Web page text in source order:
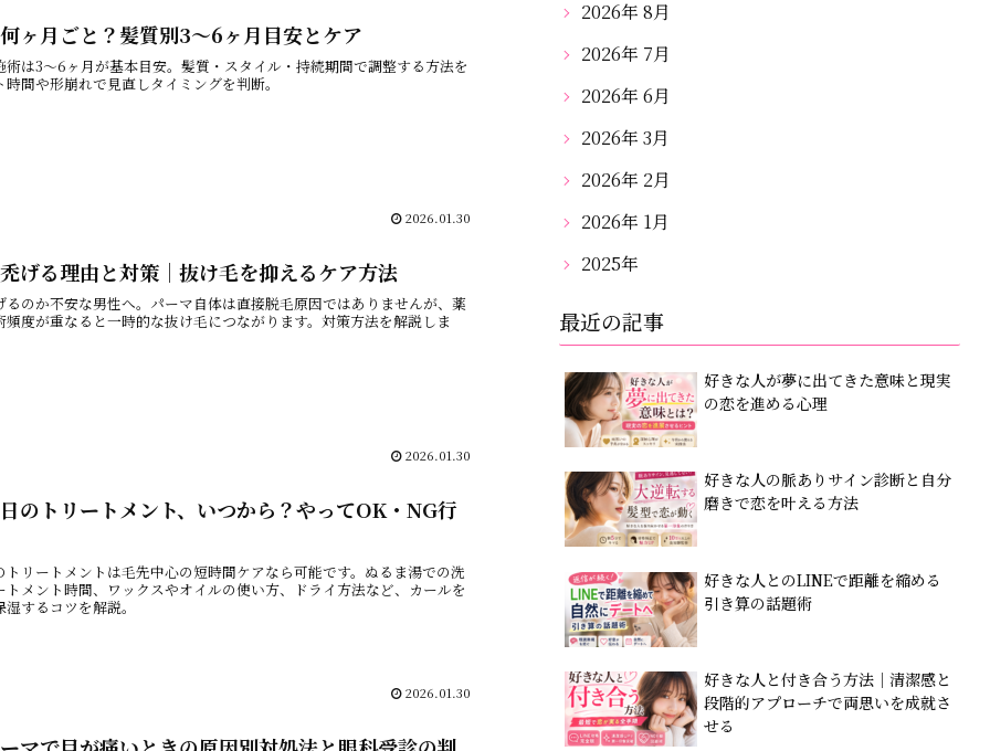
ヶ月ごと？髪質別3～6ヶ月目安とケア
術は3～6ヶ月が基本目安。髪質・スタイル・持続期間で調整する方法を
間や形崩れで見直しタイミングを判断。
2026.01.30
げる理由と対策｜抜け毛を抑えるケア方法
るのか不安な男性へ。パーマ自体は直接脱毛原因ではありませんが、薬
頻度が重なると一時的な抜け毛につながります。対策方法を解説しま
2026.01.30
のトリートメント、いつから？やってOK・NG行
トリートメントは毛先中心の短時間ケアなら可能です。ぬるま湯での洗
トメント時間、ワックスやオイルの使い方、ドライ方法など、カールを
するコツを解説。
2026.01.30
2026年 8月
2026年 7月
2026年 6月
2026年 3月
2026年 2月
2026年 1月
2025年
最近の記事
好きな人が夢に出てきた意味と現実
の恋を進める心理
好きな人の脈ありサイン診断と自分
磨きで恋を叶える方法
好きな人とのLINEで距離を縮める
引き算の話題術
好きな人と付き合う方法｜清潔感と
段階的アプローチで両思いを成就さ
せる